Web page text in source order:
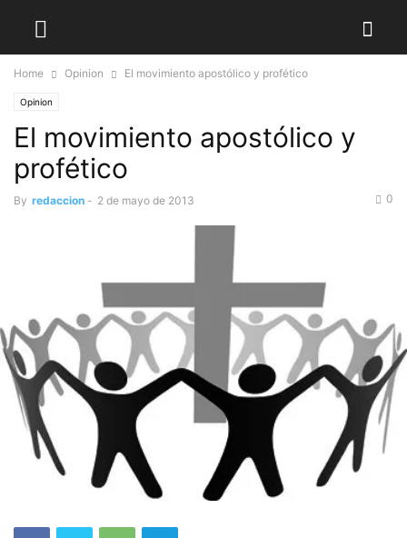
Home Opinion El movimiento apostólico y profético
Opinion
El movimiento apostólico y
profético
By redaccion - 2 de mayo de 2013 0